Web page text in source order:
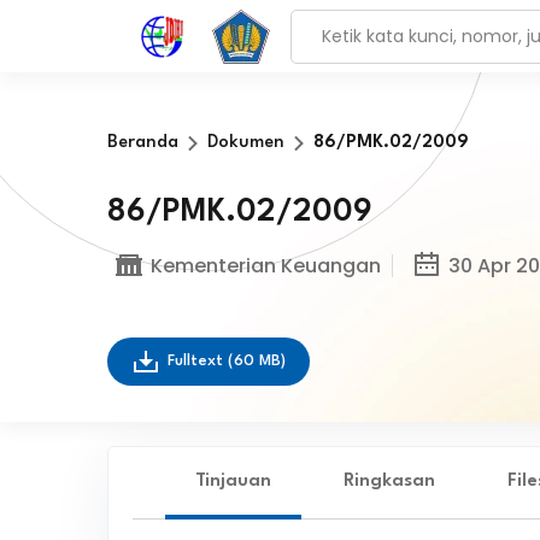
Beranda Dokumen 86/PMK.02/2009
86/PMK.02/2009
Kementerian Keuangan 30 Apr
Fulltext (60 MB)
Tinjauan Ringkasan